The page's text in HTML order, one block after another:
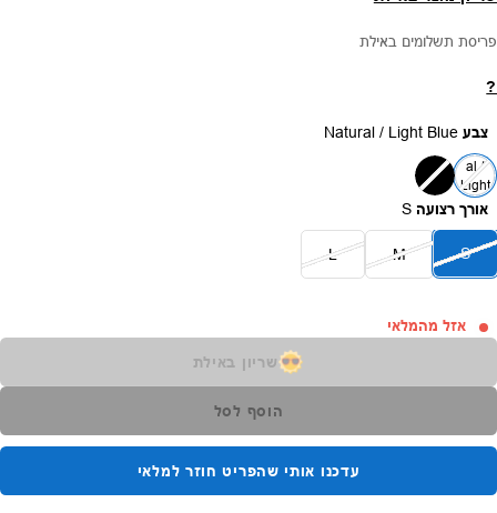
פריסת תשלומים באילת
?
צבע Natural / Light Blue
al /
Light
Blue
אורך רצועה S
S
M
L
אזל מהמלאי
שריון באילת
הוסף לסל
עדכנו אותי שהפריט חוזר למלאי